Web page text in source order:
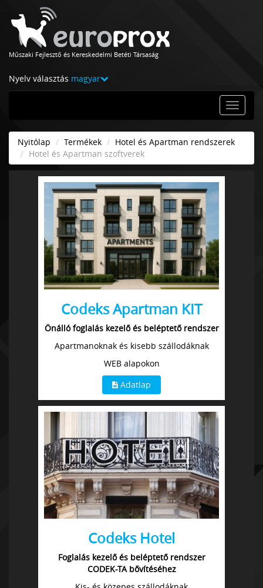
Műszaki Fejlesztő és Kereskedelmi Betéti Társaság
Nyelv választás magyar
Nyitólap Termékek
Hotel és Apartman rendszerek
Hotel és Apartman szoftverek
Codeks Apartman KIT
Önálló foglalás kezelő és beléptető rendszer
Apartmanoknak és kisebb szállodáknak
WEB alapokon
Adatlap
Codeks Hotel
Foglalás kezelő és beléptető rendszer
CODEK-TA bővítéséhez